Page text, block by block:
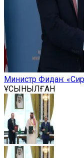
Министр Фидан:
ҰСЫНЫЛҒАН